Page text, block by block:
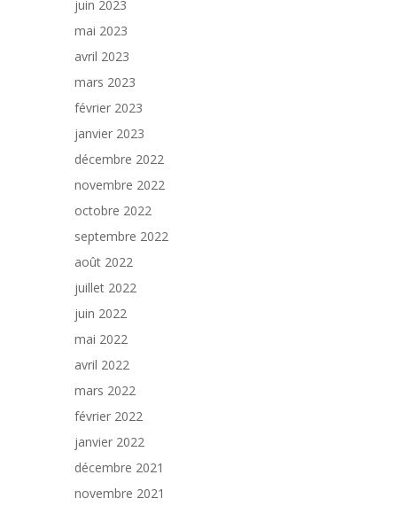
juin 2023
mai 2023
avril 2023
mars 2023
février 2023
janvier 2023
décembre 2022
novembre 2022
octobre 2022
septembre 2022
août 2022
juillet 2022
juin 2022
mai 2022
avril 2022
mars 2022
février 2022
janvier 2022
décembre 2021
novembre 2021